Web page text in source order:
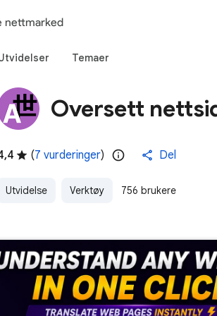
nettmarked
Temaer
Oversett
(7 vurderinger) Del
Utvidelse Verktøy 756 brukere